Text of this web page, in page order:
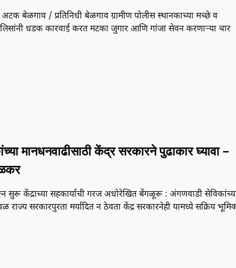
बेळगाव / प्रतिनिधी बेळगाव ग्रामीण पोलीस स्थानकाच्या मच्छे व
धडक कारवाई करत मटका जुगार आणि गांजा सेवन करणाऱ्या चार
मानधनवाढीसाठी केंद्र सरकारने पुढाकार घ्यावा –
सुरू केंद्राच्या सहकार्याची गरज अधोरेखित बेंगळूरू : अंगणवाडी
राज्य सरकारपुरता मर्यादित न ठेवता केंद्र सरकारनेही यामध्ये सक्रिय